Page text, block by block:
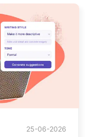
25-06-2026